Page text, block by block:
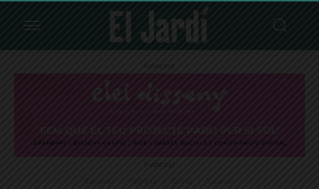
Publicitat
Publicitat